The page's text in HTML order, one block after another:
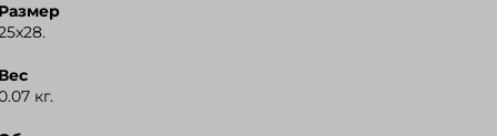
Я.Маркет
кг.